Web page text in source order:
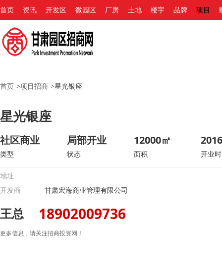
首页 资讯 开发区 微园区 厂房 土地 楼宇 品牌 项目
首页 >项目招商 >星光银座
星光银座
社区商业
类型
局部开业
状态
12000㎡
面积 开业
地址
开发商
甘肃宏海商业管理有限公司
王总 18902009736
更多信息，请关注招商投资网！